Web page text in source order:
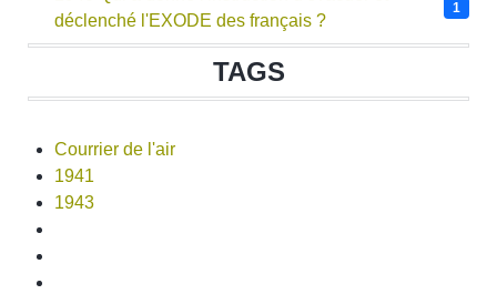
déclenché l'EXODE des français ?
1
TAGS
Courrier de l'air
1941
1943